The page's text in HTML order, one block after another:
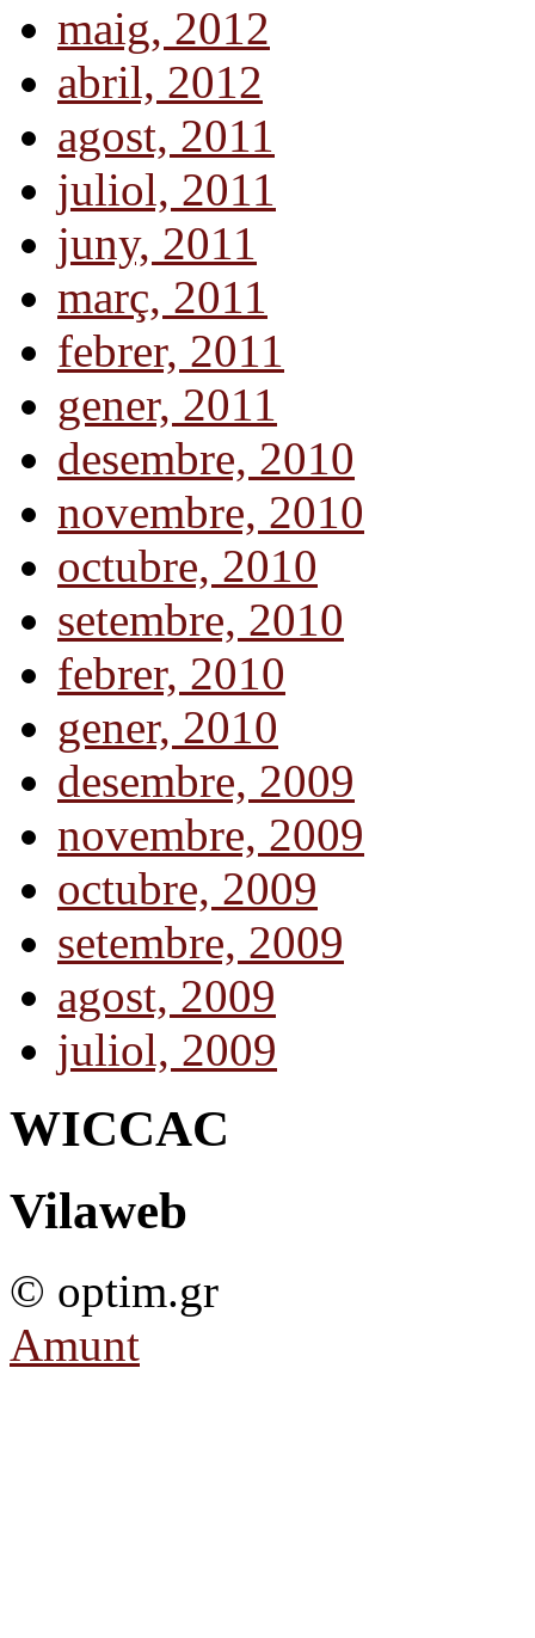
maig, 2012
abril, 2012
agost, 2011
juliol, 2011
juny, 2011
març, 2011
febrer, 2011
gener, 2011
desembre, 2010
novembre, 2010
octubre, 2010
setembre, 2010
febrer, 2010
gener, 2010
desembre, 2009
novembre, 2009
octubre, 2009
setembre, 2009
agost, 2009
juliol, 2009
WICCAC
Vilaweb
© optim.gr
Amunt